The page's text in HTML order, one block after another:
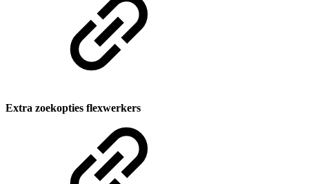
Extra zoekopties flexwerkers